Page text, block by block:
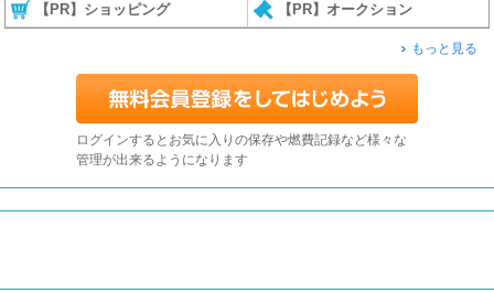
【PR】ショッピング 【PR】オークション
もっと見る
ログインするとお気に入りの保存や燃費記録など様々な
管理が出来るようになります